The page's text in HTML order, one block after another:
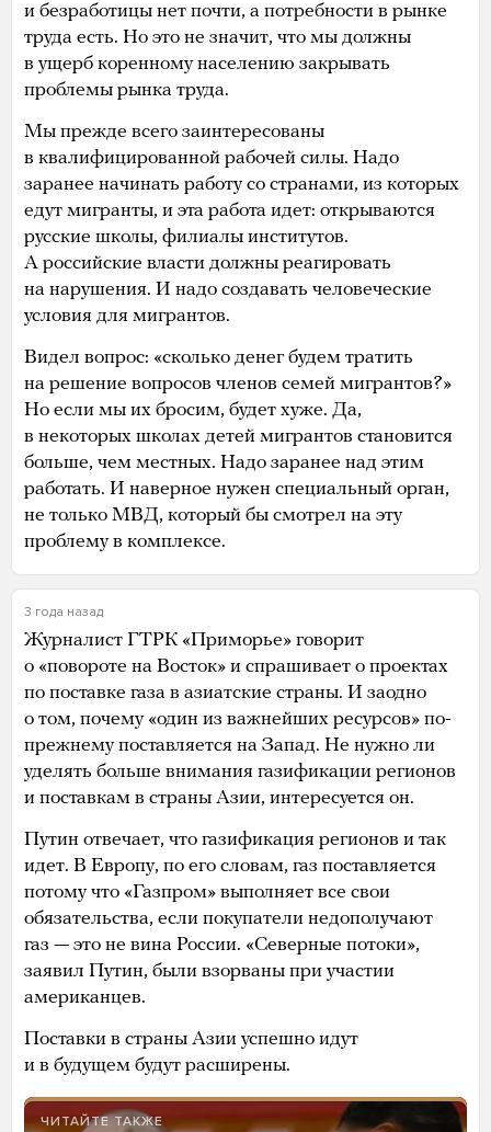
и безработицы нет почти, а потребности в рынке
труда есть. Но это не значит, что мы должны
в ущерб коренному населению закрывать
проблемы рынка труда.
Мы прежде всего заинтересованы
в квалифицированной рабочей силы. Надо
заранее начинать работу со странами, из которых
едут мигранты, и эта работа идет: открываются
русские школы, филиалы институтов.
А российские власти должны реагировать
на нарушения. И надо создавать человеческие
условия для мигрантов.
Видел вопрос: «сколько денег будем тратить
на решение вопросов членов семей мигрантов?»
Но если мы их бросим, будет хуже. Да,
в некоторых школах детей мигрантов становится
больше, чем местных. Надо заранее над этим
работать. И наверное нужен специальный орган,
не только МВД, который бы смотрел на эту
проблему в комплексе.
3 года назад
Журналист ГТРК «Приморье» говорит
о «повороте на Восток» и спрашивает о проектах
по поставке газа в азиатские страны. И заодно
о том, почему «один из важнейших ресурсов» по-
прежнему поставляется на Запад. Не нужно ли
уделять больше внимания газификации регионов
и поставкам в страны Азии, интересуется он.
Путин отвечает, что газификация регионов и так
идет. В Европу, по его словам, газ поставляется
потому что «Газпром» выполняет все свои
обязательства, если покупатели недополучают
газ — это не вина России. «Северные потоки»,
заявил Путин, были взорваны при участии
американцев.
Поставки в страны Азии успешно идут
и в будущем будут расширены.
ЧИТАЙТЕ ТАКЖЕ